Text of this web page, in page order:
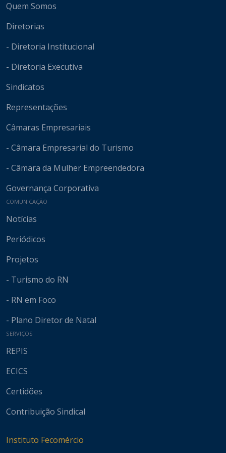
Quem Somos
Diretorias
- Diretoria Institucional
- Diretoria Executiva
Sindicatos
Representações
Câmaras Empresariais
- Câmara Empresarial do Turismo
- Câmara da Mulher Empreendedora
Governança Corporativa
COMUNICAÇÃO
Notícias
Periódicos
Projetos
- Turismo do RN
- RN em Foco
- Plano Diretor de Natal
SERVIÇOS
REPIS
ECICS
Certidões
Contribuição Sindical
Instituto Fecomércio